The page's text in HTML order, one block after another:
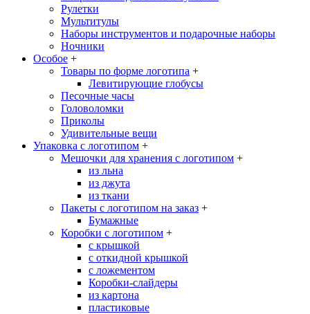
Рулетки
Мультитулы
Наборы инструментов и подарочные наборы
Ночники
Особое +
Товары по форме логотипа +
Левитирующие глобусы
Песочные часы
Головоломки
Приколы
Удивительные вещи
Упаковка с логотипом +
Мешочки для хранения с логотипом +
из льна
из джута
из ткани
Пакеты с логотипом на заказ +
Бумажные
Коробки с логотипом +
с крышкой
с откидной крышкой
с ложементом
Коробки-слайдеры
из картона
пластиковые